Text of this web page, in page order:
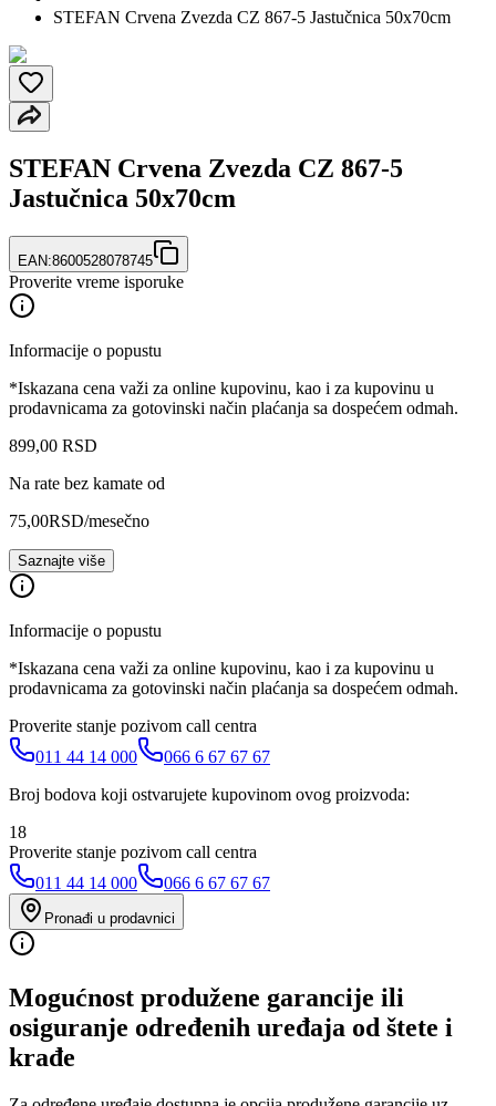
STEFAN Crvena Zvezda CZ 867-5 Jastučnica 50x70cm
STEFAN Crvena Zvezda CZ 867-5
Jastučnica 50x70cm
EAN:8600528078745
Proverite vreme isporuke
Informacije o popustu
*Iskazana cena važi za online kupovinu, kao i za kupovinu u
prodavnicama za gotovinski način plaćanja sa dospećem odmah.
899,00 RSD
Na rate bez kamate od
75,00RSD/mesečno
Saznajte više
Informacije o popustu
*Iskazana cena važi za online kupovinu, kao i za kupovinu u
prodavnicama za gotovinski način plaćanja sa dospećem odmah.
Proverite stanje pozivom call centra
011 44 14 000
066 6 67 67 67
Broj bodova koji ostvarujete kupovinom ovog proizvoda:
18
Proverite stanje pozivom call centra
011 44 14 000
066 6 67 67 67
Pronađi u prodavnici
Mogućnost produžene garancije ili
osiguranje određenih uređaja od štete i
krađe